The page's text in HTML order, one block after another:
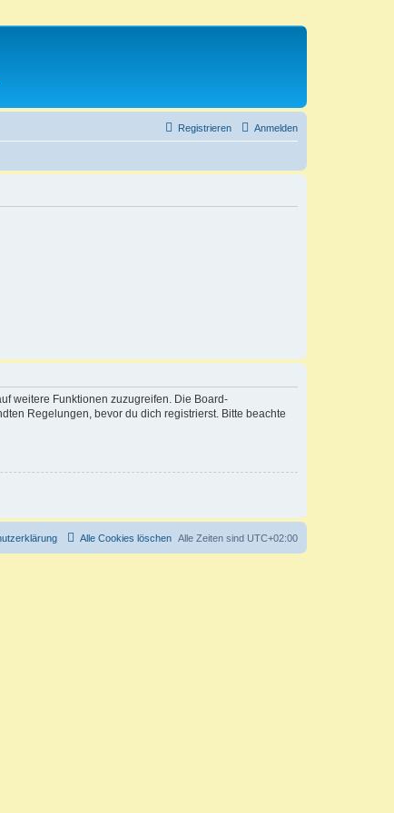
Anmelden
Registrieren
weitere Funktionen zuzugreifen. Die Board-
Regelungen, bevor du dich registrierst. Bitte beachte
Alle Zeiten sind UTC+02:00
Alle Cookies löschen